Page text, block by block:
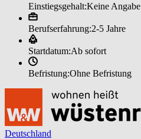
Einstiegsgehalt:Keine Angabe
Berufserfahrung:2-5 Jahre
Startdatum:Ab sofort
Befristung:Ohne Befristung
Deutschland